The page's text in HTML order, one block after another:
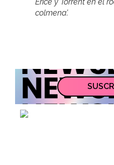
colmena’.